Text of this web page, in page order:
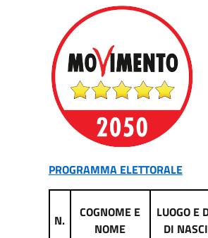
PROGRAMMA ELETTORALE
N.
COGNOME E
NOME
LUOGO E
DI